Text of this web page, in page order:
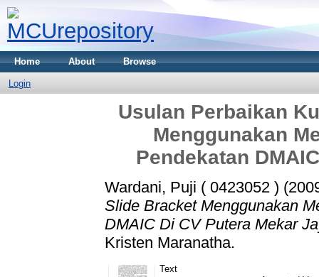
Home About Browse
Login
Usulan Perbaikan
Menggunakan
Pendekatan
Wardani, Puji ( 0423052 )
Slide Bracket Menggunakan
DMAIC Di CV Putera Mekar
Kristen Maranatha.
Text